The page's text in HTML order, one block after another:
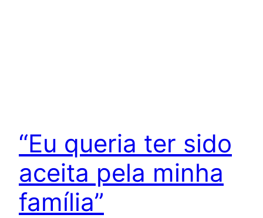
“Eu queria ter sido
aceita pela minha
família”